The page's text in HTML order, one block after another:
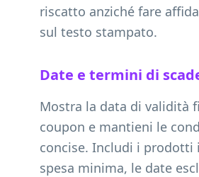
riscatto anziché fare
sul testo stampato.
Date e termini di
Mostra la data di validità
coupon e mantieni le
concise. Includi i prodotti
spesa minima, le date